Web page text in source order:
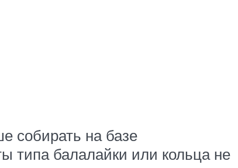
собирать на базе
типа балалайки или кольца не